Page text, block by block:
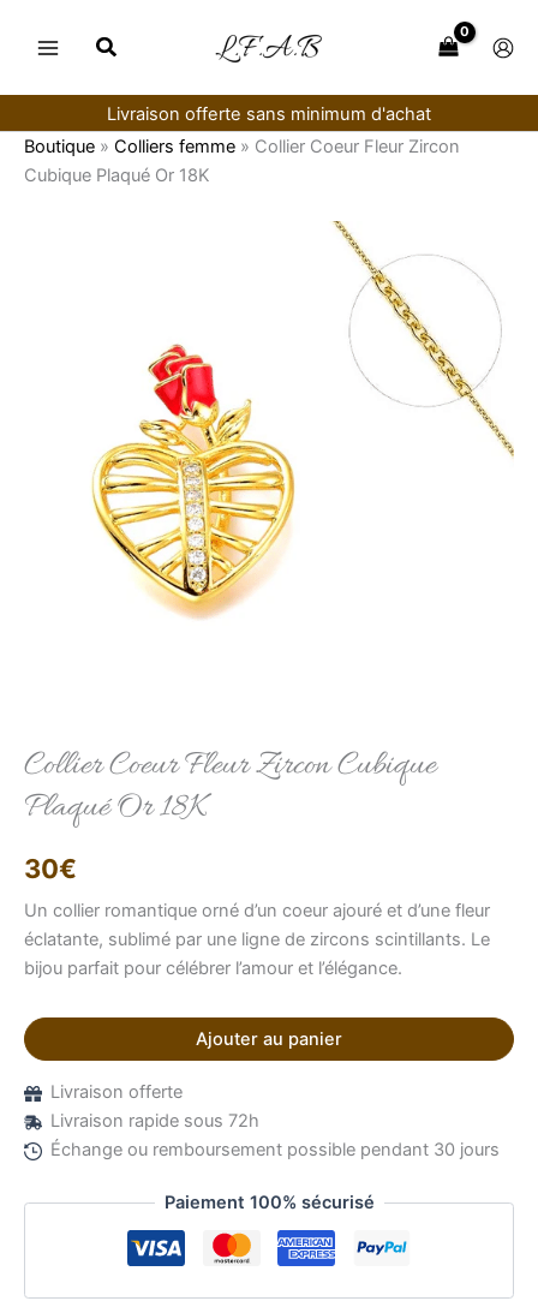
Livraison offerte sans minimum d'achat
Boutique » Colliers femme » Collier Coeur Fleur Zircon
Cubique Plaqué Or 18K
Collier Coeur Fleur Zircon Cubique
Plaqué Or 18K
30€
Un collier romantique orné d’un coeur ajouré et d’une fleur
éclatante, sublimé par une ligne de zircons scintillants. Le
bijou parfait pour célébrer l’amour et l’élégance.
Ajouter au panier
Livraison offerte
Livraison rapide sous 72h
Échange ou remboursement possible pendant 30 jours
Paiement 100% sécurisé
Bonjour, je suis Élise, votre conseillère virtuelle.
Comment puis-je vous aider ?